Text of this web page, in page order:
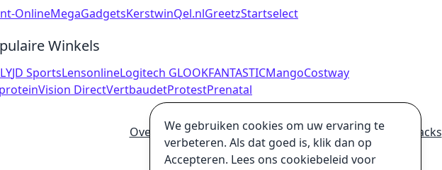
OnlineMegaGadgetsKerstwinQel.nlGreetzStartselect
Winkels
JD SportsLensonlineLogitech GLOOKFANTASTICMangoCostway
Vision DirectVertbaudetProtestPrenatal
Over Hoe wij geld verdienen
Ultieme online winkelhacks
Privacybeleid Disclaimer
We gebruiken cookies om uw ervaring te
verbeteren. Als dat goed is, klik dan op
Accepteren. Lees ons cookiebeleid voor